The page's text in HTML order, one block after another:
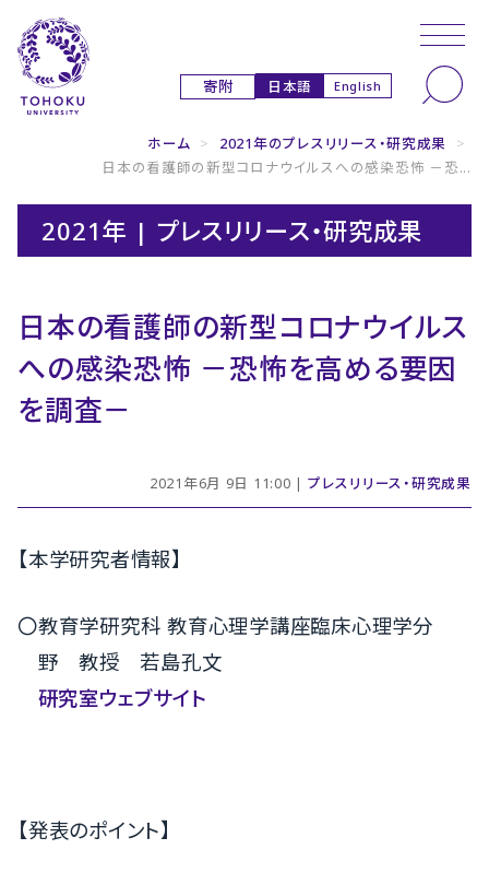
寄附 日本語 English
ホーム > 2021年のプレスリリース・研究成果
>
日本の看護師の新型コロナウイルスへの感染恐怖 －恐...
2021年 | プレスリリース・研究成果
日本の看護師の新型コロナウイルス
への感染恐怖 －恐怖を高める要因
を調査－
2021年6月 9日 11:00 | プレスリリース・研究成果
【本学研究者情報】
〇教育学研究科 教育心理学講座臨床心理学分
野 教授 若島孔文
研究室ウェブサイト
【発表のポイント】